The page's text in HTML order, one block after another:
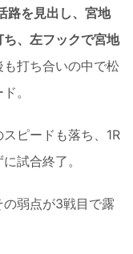
路を見出し、宮地
、左フックで宮地
も打ち合いの中で松
。
ピードも落ち、1R
試合終了。
弱点が3戦目で露